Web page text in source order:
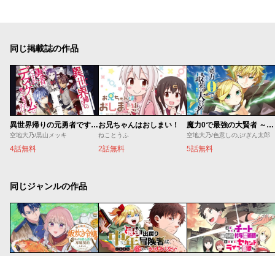
同じ掲載誌の作品
異世界帰りの元勇者ですが、デスゲームに巻き込まれました
空地大乃/黒山メッキ
4話無料
お兄ちゃんはおしまい！
ねことうふ
2話無料
魔力0で最強の大賢者 ～それは魔法ではない、物理だ！～
空地大乃/色意しのぶ/ぎん太郎
5話無料
同じジャンルの作品